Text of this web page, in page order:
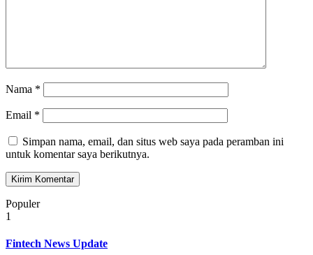
Nama *
Email *
Simpan nama, email, dan situs web saya pada peramban ini
untuk komentar saya berikutnya.
Populer
1
Fintech News Update